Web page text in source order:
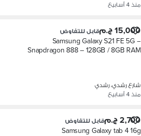
منذ 4 أسابيع
15,000 ج.م قابل للتفاوض
Samsung Galaxy S21 FE 5G –
Snapdragon 888 – 128GB / 8GB RAM
شارع رشدي، رشدي
منذ 4 أسابيع
2,700 ج.م قابل للتفاوض
Samsung Galaxy tab 4 16g